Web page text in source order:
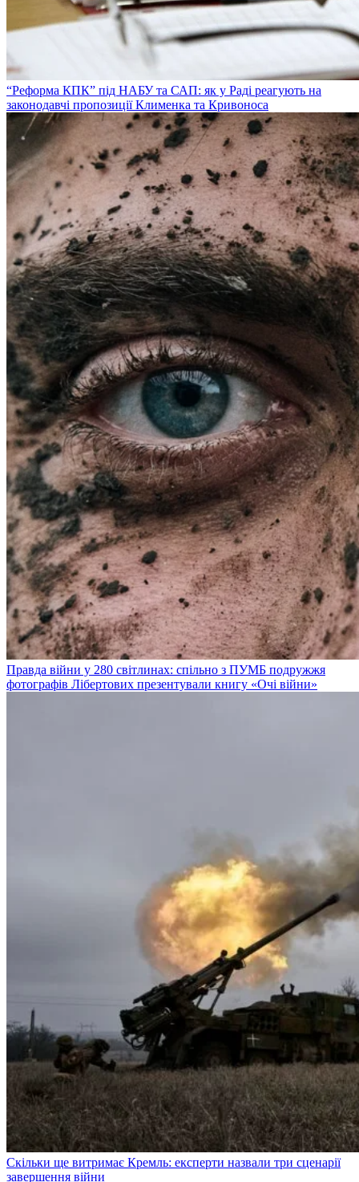
“Реформа КПК” під НАБУ та САП: як у Раді реагують на
законодавчі пропозиції Клименка та Кривоноса
Правда війни у 280 світлинах: спільно з ПУМБ подружжя
фотографів Лібертових презентували книгу «Очі війни»
Скільки ще витримає Кремль: експерти назвали три сценарії
завершення війни